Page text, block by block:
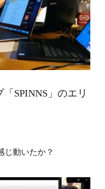
SPINNS」のエリ
じ動いたか？